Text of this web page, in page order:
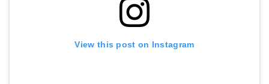
View this post on Instagram